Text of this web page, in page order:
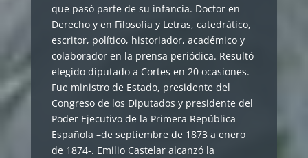
que pasó parte de su infancia. Doctor en
Derecho y en Filosofía y Letras, catedrático,
escritor, político, historiador, académico y
colaborador en la prensa periódica. Resultó
elegido diputado a Cortes en 20 ocasiones.
Fue ministro de Estado, presidente del
Congreso de los Diputados y presidente del
Poder Ejecutivo de la Primera República
Española –de septiembre de 1873 a enero
de 1874-. Emilio Castelar alcanzó la